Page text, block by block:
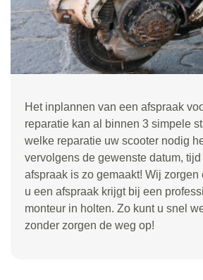
Het inplannen van een afspraak
reparatie kan al binnen 3 simpele
welke reparatie uw scooter nodig
vervolgens de gewenste datum,
afspraak is zo gemaakt! Wij zorgen
u een afspraak krijgt bij een
monteur in holten. Zo kunt u snel
zonder zorgen de weg op!